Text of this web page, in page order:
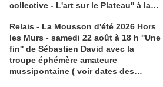
collective - L'art sur le Plateau'' à la
avenue Pinchard
Relais - La Mousson d'été 2026 Hors
les Murs - samedi 22 août à 18 h ''Une
fin'' de Sébastien David avec la
troupe éphémère amateure
mussipontaine ( voir dates des